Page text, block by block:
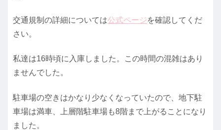
交通規制の詳細については公式ページを確認してくだ
さい。
私達は16時頃に入庫しました。この時間の混雑はあり
ませんでした。
駐車場の空きはかなり少なくなっていたので、地下駐
車場は満車、上層階駐車場も8階まで上がることになり
ました。